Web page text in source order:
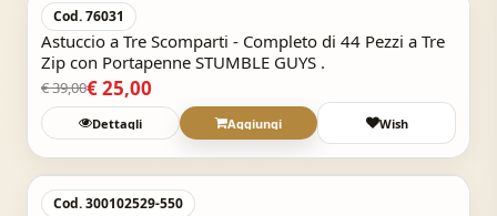
Cod. 76031
Astuccio a Tre Scomparti - Completo di 44 Pezzi a Tre
Zip con Portapenne STUMBLE GUYS .
€ 39,00€ 25,00
Dettagli Aggiungi Wish
Acquisto Veloce
Cod. 300102529-550